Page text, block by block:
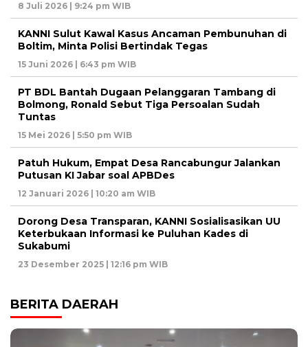
8 Juli 2026 | 9:24 pm WIB
KANNI Sulut Kawal Kasus Ancaman Pembunuhan di
Boltim, Minta Polisi Bertindak Tegas
15 Juni 2026 | 6:43 pm WIB
PT BDL Bantah Dugaan Pelanggaran Tambang di
Bolmong, Ronald Sebut Tiga Persoalan Sudah
Tuntas
15 Mei 2026 | 5:50 pm WIB
Patuh Hukum, Empat Desa Rancabungur Jalankan
Putusan KI Jabar soal APBDes
12 Januari 2026 | 10:20 am WIB
Dorong Desa Transparan, KANNI Sosialisasikan UU
Keterbukaan Informasi ke Puluhan Kades di
Sukabumi
23 Desember 2025 | 12:16 pm WIB
BERITA DAERAH